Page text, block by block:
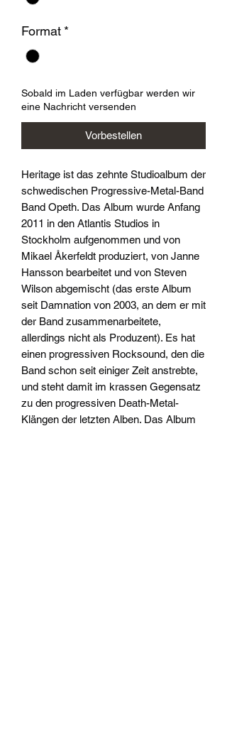
Format *
Sobald im Laden verfügbar werden wir
eine Nachricht versenden
Vorbestellen
Heritage ist das zehnte Studioalbum der
schwedischen Progressive-Metal-Band
Band Opeth. Das Album wurde Anfang
2011 in den Atlantis Studios in
Stockholm aufgenommen und von
Mikael Åkerfeldt produziert, von Janne
Hansson bearbeitet und von Steven
Wilson abgemischt (das erste Album
seit Damnation von 2003, an dem er mit
der Band zusammenarbeitete,
allerdings nicht als Produzent). Es hat
einen progressiven Rocksound, den die
Band schon seit einiger Zeit anstrebte,
und steht damit im krassen Gegensatz
zu den progressiven Death-Metal-
Klängen der letzten Alben. Das Album